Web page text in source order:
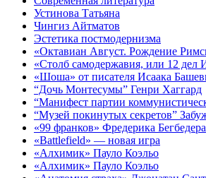
Устинова Татьяна
Чингиз Айтматов
Эстетика постмодернизма
«Октавиан Август. Рождение
«Столб самодержавия, или 12
«Шоша» от писателя Исаака
“Дочь Монтесумы” Генри Хаггард
“Манифест партии
“Музей покинутых секретов”
«99 франков» Фредерика Бегбедера
«Battlefield» — новая игра
«Алхимик» Пауло Коэльо
«Алхимик» Пауло Коэльо